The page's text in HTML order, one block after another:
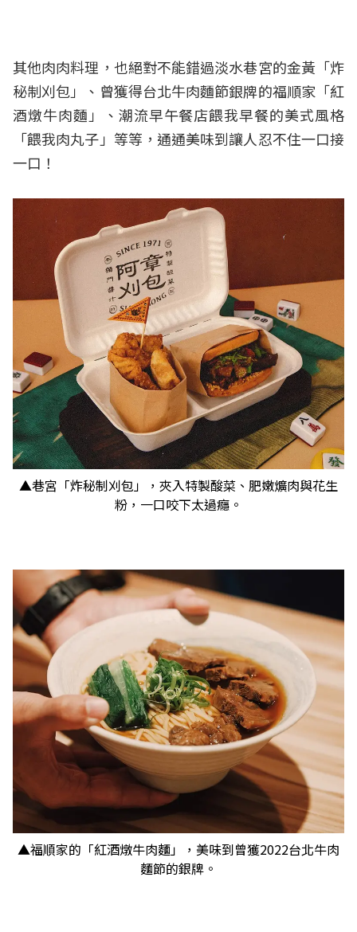
其他肉肉料理，也絕對不能錯過淡水巷宮的金黃「炸
秘制刈包」、曾獲得台北牛肉麵節銀牌的福順家「紅
酒燉牛肉麵」、潮流早午餐店餵我早餐的美式風格
「餵我肉丸子」等等，通通美味到讓人忍不住一口接
一口！
▲巷宮「炸秘制刈包」，夾入特製酸菜、肥嫩爌肉與花生
粉，一口咬下太過癮。
▲福順家的「紅酒燉牛肉麵」，美味到曾獲2022台北牛肉
麵節的銀牌。